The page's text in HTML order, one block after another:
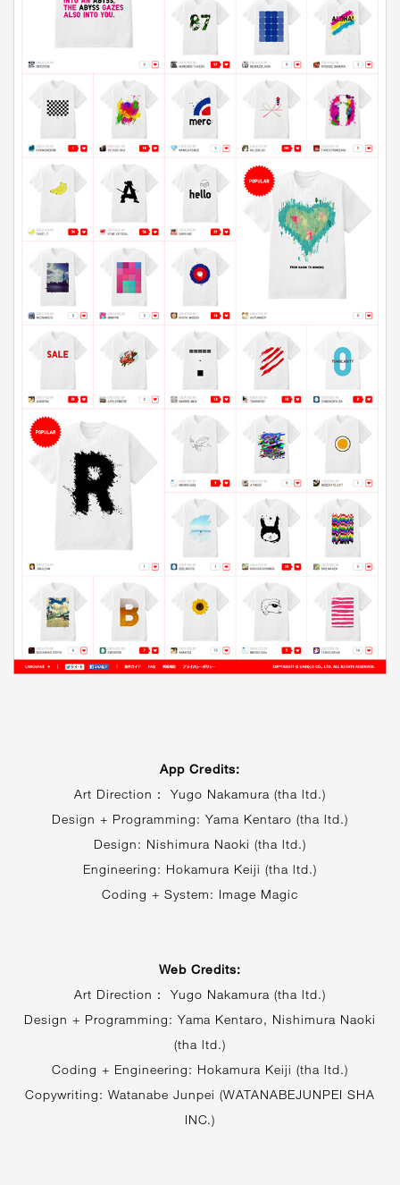
App Credits:
Art Direction： Yugo Nakamura (tha ltd.)
Design + Programming: Yama Kentaro (tha ltd.)
Design: Nishimura Naoki (tha ltd.)
Engineering: Hokamura Keiji (tha ltd.)
Coding + System: Image Magic
Web Credits:
Art Direction： Yugo Nakamura (tha ltd.)
Design + Programming: Yama Kentaro, Nishimura Naoki
(tha ltd.)
Coding + Engineering: Hokamura Keiji (tha ltd.)
Copywriting: Watanabe Junpei (WATANABEJUNPEI SHA
INC.)